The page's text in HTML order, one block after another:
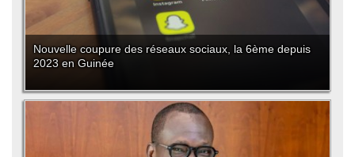
Nouvelle coupure des réseaux sociaux, la 6ème depuis
2023 en Guinée